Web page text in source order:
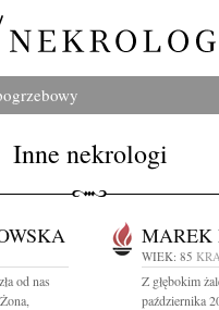
Inne nekrologi
od nas
MAREK
WIEK: 85
Z głębokim
października